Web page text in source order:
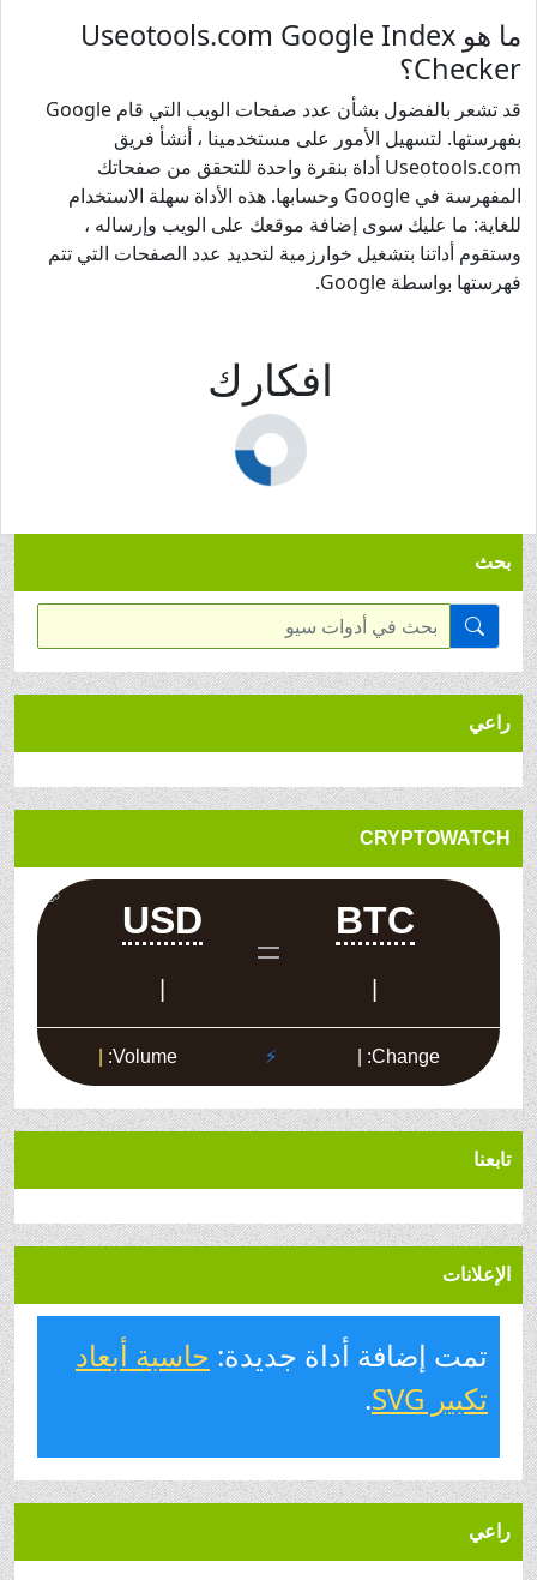
ما هو Useotools.com Google Index
Checker؟
قد تشعر بالفضول بشأن عدد صفحات الويب التي قام Google
بفهرستها. لتسهيل الأمور على مستخدمينا ، أنشأ فريق
Useotools.com أداة بنقرة واحدة للتحقق من صفحاتك
المفهرسة في Google وحسابها. هذه الأداة سهلة الاستخدام
للغاية: ما عليك سوى إضافة موقعك على الويب وإرساله ،
وستقوم أداتنا بتشغيل خوارزمية لتحديد عدد الصفحات التي تتم
فهرستها بواسطة Google.
افكارك
بحث
راعي
CRYPTOWATCH
تابعنا
الإعلانات
تمت إضافة أداة جديدة:حاسبة أبعاد
تكبير SVG
.
راعي